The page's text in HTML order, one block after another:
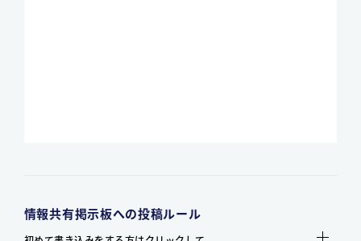
情報共有掲示板への投稿ルール